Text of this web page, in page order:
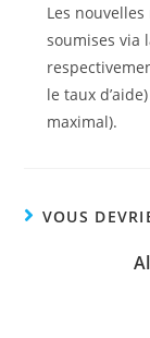
Les
soumises via
le taux
maximal).
VOUS